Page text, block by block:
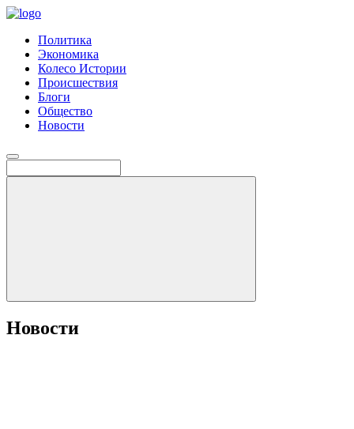
Политика
Экономика
Колесо Истории
Происшествия
Блоги
Общество
Новости
Новости